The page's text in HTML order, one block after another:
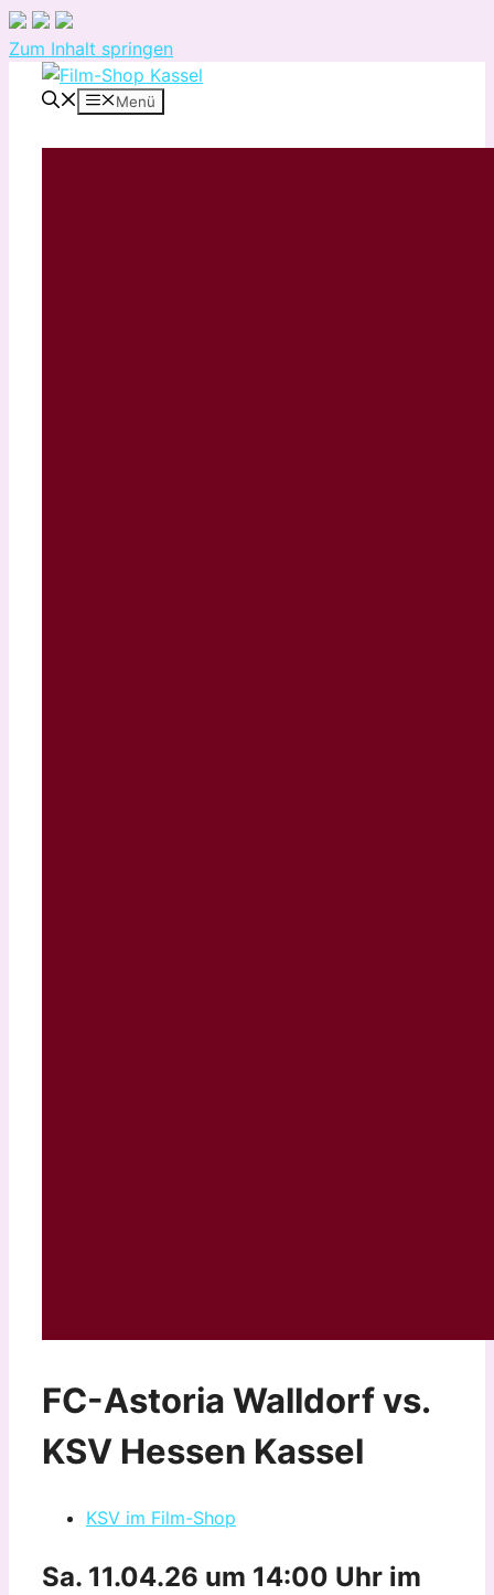
Zum Inhalt springen
Menü
FC-Astoria Walldorf vs.
KSV Hessen Kassel
KSV im Film-Shop
Sa. 11.04.26 um 14:00 Uhr im